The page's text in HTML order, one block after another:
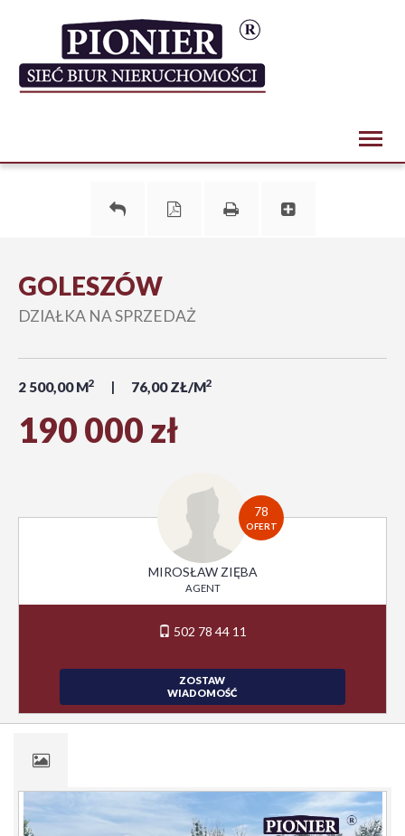
GOLESZÓW
DZIAŁKA NA SPRZEDAŻ
2 500,00 M2 76,00 ZŁ/M2
190 000 zł
78
OFERT
MIROSŁAW ZIĘBA
AGENT
502 78 44 11
ZOSTAW
WIADOMOŚĆ